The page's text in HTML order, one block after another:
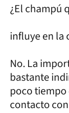
¿El champú
influye en la
No. La
bastante
poco tiempo
contacto